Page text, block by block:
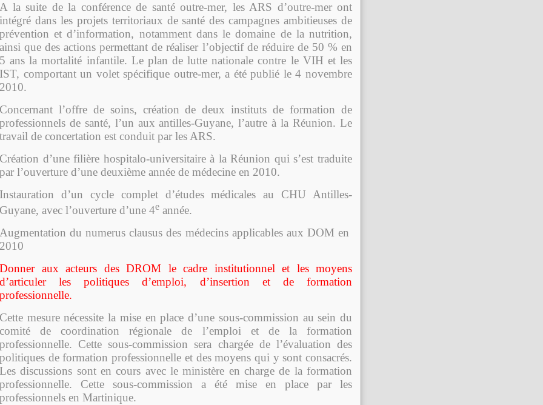
A la suite de la conférence de santé outre-mer, les ARS d’outre-mer ont
intégré dans les projets territoriaux de santé des campagnes ambitieuses de
prévention et d’information, notamment dans le domaine de la nutrition,
ainsi que des actions permettant de réaliser l’objectif de réduire de 50 % en
5 ans la mortalité infantile. Le plan de lutte nationale contre le VIH et les
IST, comportant un volet spécifique outre-mer, a été publié le 4 novembre
2010.
Concernant l’offre de soins, création de deux instituts de formation de
professionnels de santé, l’un aux antilles-Guyane, l’autre à la Réunion. Le
travail de concertation est conduit par les ARS.
Création d’une filière hospitalo-universitaire à la Réunion qui s’est traduite
par l’ouverture d’une deuxième année de médecine en 2010.
Instauration d’un cycle complet d’études médicales au CHU Antilles-
Guyane, avec l’ouverture d’une 4e année.
Augmentation du numerus clausus des médecins applicables aux DOM en
2010
Donner aux acteurs des DROM le cadre institutionnel et les moyens
d’articuler les politiques d’emploi, d’insertion et de formation
professionnelle.
Cette mesure nécessite la mise en place d’une sous-commission au sein du
comité de coordination régionale de l’emploi et de la formation
professionnelle. Cette sous-commission sera chargée de l’évaluation des
politiques de formation professionnelle et des moyens qui y sont consacrés.
Les discussions sont en cours avec le ministère en charge de la formation
professionnelle. Cette sous-commission a été mise en place par les
professionnels en Martinique.